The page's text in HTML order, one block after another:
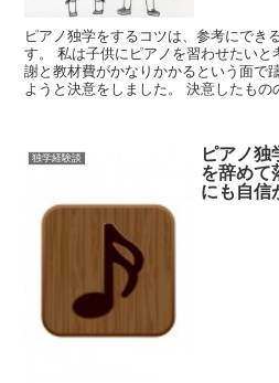
ピアノ独学をするコツは、参考にでき
す。 私は子供にピアノを習わせたいと
謝と教材費がかなりかかるという面で
ようと決意をしました。 決意したもの
独学経験談
ピアノ独
を辞めて
にも自信